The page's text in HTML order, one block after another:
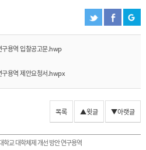
구용역 입찰공고문.hwp
구용역 제안요청서.hwpx
목록 ▲윗글 ▼아랫글
학교 대학체제 개선 방안 연구용역